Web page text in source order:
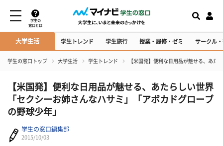
学生の
窓口とは
大学生活 学生トレンド 学生旅行 授業・履修・ゼミ サークル
学生の窓口トップ 大学生活 学生トレンド 【米国発】便利な日用品が魅せる、あた
【米国発】便利な日用品が魅せる、あたらしい世界
「セクシーお姉さんなハサミ」「アボカドグローブ
の野球少年」
学生の窓口編集部
2015/10/03